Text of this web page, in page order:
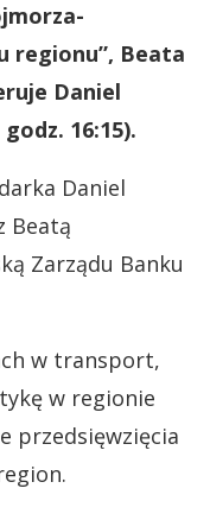
regionu”, Beata
Daniel
16:15).
Daniel
Beatą
Zarządu Banku
w transport,
w regionie
przedsięwzięcia